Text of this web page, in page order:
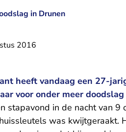
in Drunen
2016
heeft vandaag een 27-
voor onder meer
stapavond in de nacht van
was kwijtgeraakt.